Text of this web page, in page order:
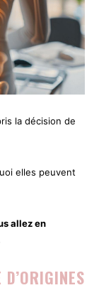
la décision de
elles peuvent
allez en